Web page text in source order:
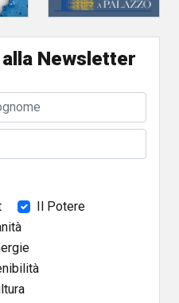
Newsletter
Il Potere